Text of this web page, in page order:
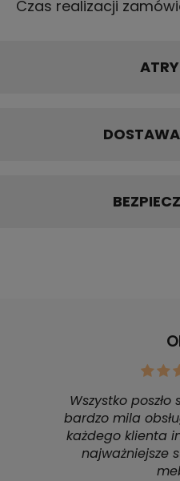
Czas realizacji
Wszystko
bardzo mila
każdego klienta
najważniejsze